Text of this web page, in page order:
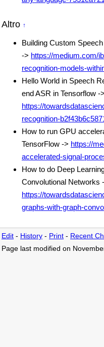
Altro ↑
Building Custom
-> https://medium.com/
recognition-models-
Hello World in Speech
end ASR in Tensorflow ->
https://
recognition-
How to run GPU
TensorFlow -> https://
accelerated-signal-
How to do Deep
Convolutional Networks
https://
graphs-with-graph-
Edit - History - Print - Recent
Page last modified on